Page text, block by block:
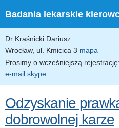
Badania lekarskie
Dr Kraśnicki Dariusz
Wrocław, ul. Kmicica 3 mapa
Prosimy o wcześniejszą rejestrację:
e-mail skype
Odzyskanie
dobrowolnej karze